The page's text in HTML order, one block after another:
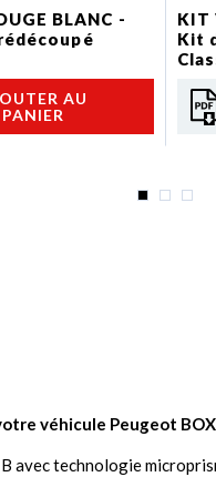
BLANC -
AU
PANIER
KIT
Kit
véhicule Peugeot
avec technologie